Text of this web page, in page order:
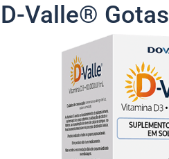
D-Valle® Gotas